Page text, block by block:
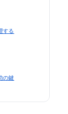
する
の鍵